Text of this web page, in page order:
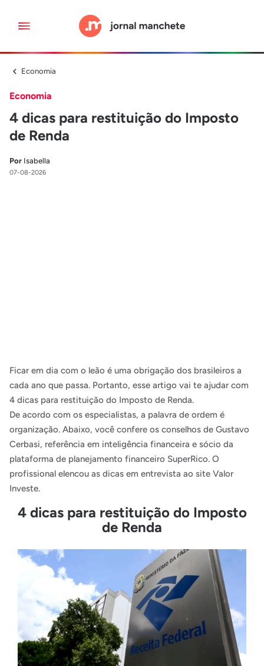
Economia
Economia
4 dicas para restituição do Imposto
de Renda
Por Isabella
07-08-2026
Ficar em dia com o leão é uma obrigação dos brasileiros a
cada ano que passa. Portanto, esse artigo vai te ajudar com
4 dicas para restituição do Imposto de Renda.
De acordo com os especialistas, a palavra de ordem é
organização. Abaixo, você confere os conselhos de Gustavo
Cerbasi, referência em inteligência financeira e sócio da
plataforma de planejamento financeiro SuperRico. O
profissional elencou as dicas em entrevista ao site Valor
Investe.
4 dicas para restituição do Imposto
de Renda